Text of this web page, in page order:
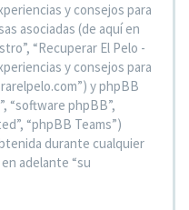
y consejos para
asociadas (de aquí en
“Recuperar El Pelo -
y consejos para
y phpBB
“software phpBB”,
“phpBB Teams”)
durante cualquier
adelante “su